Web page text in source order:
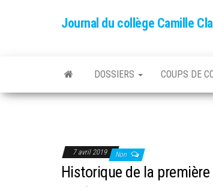
Journal du collège Camille
DOSSIERS COUPS DE
7 avril 2019 Non
Historique de la